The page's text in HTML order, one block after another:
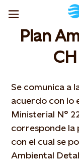
Plan
Se comunica a
acuerdo con lo
Ministerial N°
corresponde la
con el cual se
Ambiental